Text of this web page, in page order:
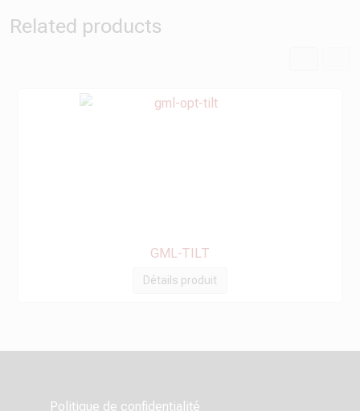
Related products
GML-TILT
Détails produit
Politique de confidentialité